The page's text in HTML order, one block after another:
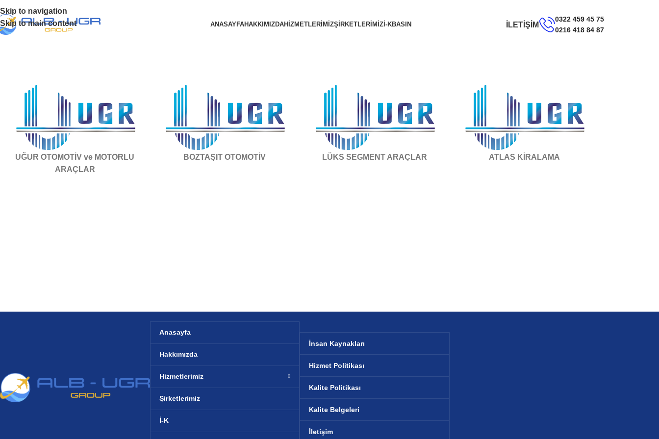
Skip to navigation
Skip to main content
ANASAYFAHAKKIMIZDAHIZMETLERIMIZŞIRKETLERIMIZİ-KBASIN İLETİŞİM
0322 459 45 75
0216 418 84 87
UĞUR OTOMOTİV ve MOTORLU
ARAÇLAR
BOZTAŞIT OTOMOTİV LÜKS SEGMENT ARAÇLAR ATLAS KİRALAMA
Anasayfa
Hakkımızda
Hizmetlerimiz
Şirketlerimiz
İ-K
İnsan Kaynakları
Hizmet Politikası
Kalite Politikası
Kalite Belgeleri
İletişim